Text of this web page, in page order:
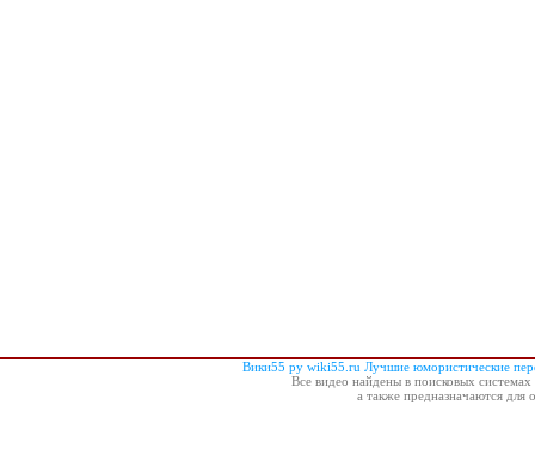
Вики55 ру wiki55.ru Лучшие юмористические
Все видео найдены в поисковых
а также предназначаются для